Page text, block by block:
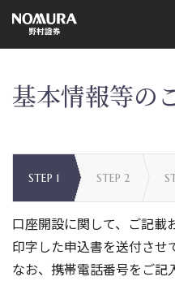
の
ー
基本情報等の
口座開設に関して、ご記載
印字した申込書を送付させ
なお、携帯電話番号をご記